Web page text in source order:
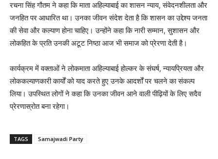
रचना सिंह गौतम ने कहा कि माता अहिल्याबाई का शासन न्याय, संवेदनशीलता और
जनहित पर आधारित था। उनका जीवन संदेश देता है कि शासन का उद्देश्य जनता
की सेवा और कल्याण होना चाहिए। उन्होंने कहा कि नारी सम्मान, सुशासन और
लोकहित के प्रति उनकी अटूट निष्ठा आज भी समाज को प्रेरणा देती है।
कार्यक्रम में वक्ताओं ने लोकमाता अहिल्याबाई होल्कर के संघर्ष, न्यायप्रियता और
लोककल्याणकारी कार्यों को याद करते हुए उनके आदर्शों पर चलने का संकल्प
लिया। उपस्थित लोगों ने कहा कि उनका जीवन आने वाली पीढ़ियों के लिए सदैव
प्रेरणास्रोत बना रहेगा।
TAGS Samajwadi Party